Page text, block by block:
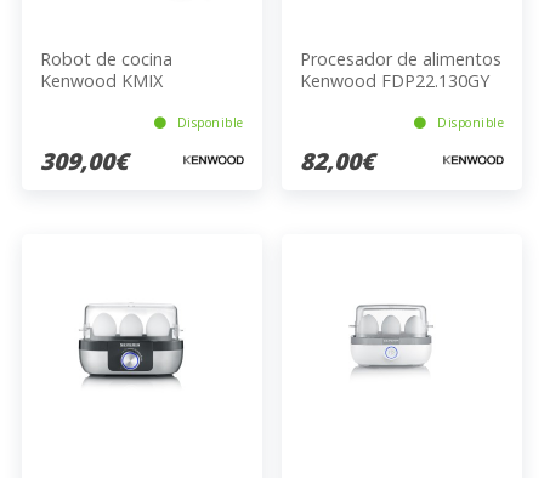
Robot de cocina
Kenwood KMIX
Disponible
309,00€
Procesador de alimentos
Kenwood FDP22.130GY
Disponible
82,00€